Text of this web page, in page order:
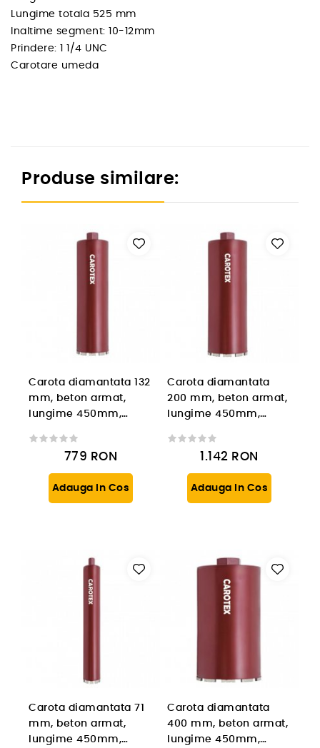
Lungime totala 525 mm
Inaltime segment: 10-12mm
Prindere: 1 1/4 UNC
Carotare umeda
Produse similare:
Carota diamantata 132
mm, beton armat,
lungime 450mm,
779 RON
Adauga In Cos
Carota diamantata
200 mm, beton armat,
lungime 450mm,
1.142 RON
Adauga In Cos
Carota diamantata 71
mm, beton armat,
lungime 450mm,
Carota diamantata
400 mm, beton armat,
lungime 450mm,